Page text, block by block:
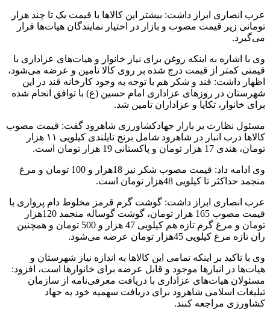
عرب انصاری ابراز داشت: بیشتر این کالاها با قیمت یک تا چند هزار
تومانی زیر قیمت مصوب و بازار در اختیار نمایندگان هیات‌ها قرار
می‌گیرد.
وی با اشاره به اینکه روغن برای نیاز خانوار و هیات‌های عزاداری با
قیمتی کمتر از قیمت درج شده بر روی کالا تامین و عرضه می‌شود،
اظهار داشت: قند و شکر هم با توجه به وجود کارخانه قند در این
شهرستان در روزهای عزاداری امام حسین (ع) با توافق انجام شده
برای خانوار، تکایا و عزاداران تامین شد.
مسئول نظارت بر بازار جهادکشاورزی شاهرود گفت: قیمت مصوب
کالاها درب انبار در شاهرود شامل برنج تایلندی کیلویی ١١ هزار
تومان، هندی 17 هزار تومان و پاکستانی 19 هزار تومان است.
وی ادامه داد: قیمت مصوب شکر نیز 18هزار و 100 تومان و مرغ
منجمد حداکثر تا کیلویی 48هزار تومان است.
عرب انصاری ابراز داشت: گوشت گرم قرمز مخلوط دام پرواری با
قیمت مصوب 165 هزار تومان، گوشت گوساله منجمد 120هزار
تومان و مرغ گرم تازه هم کیلویی 47 هزار و 500 تومان و همچنین
ران تازه مرغ کیلویی 45هزار تومان عرضه می‌شود.
وی با تاکید بر اینکه تمامی این کالاها به اندازه نیاز شهرستان و
هیات‌ها در انبارها موجود و قابل عرضه برای خانوارها است، افزود:
مسئولان هیات‌های عزاداری با دریافت معرفی‌نامه از سازمان
تبلیغات اسلامی شاهرود برای دریافت سهمیه خود به جهاد
کشاورزی مراجعه کنند.